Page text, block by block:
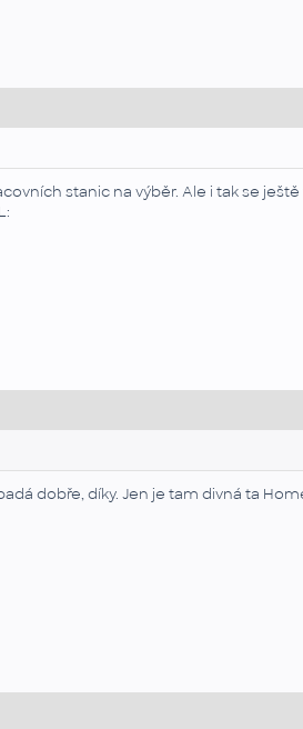
stanic na výběr. Ale i tak se
dobře, díky. Jen je tam divná ta